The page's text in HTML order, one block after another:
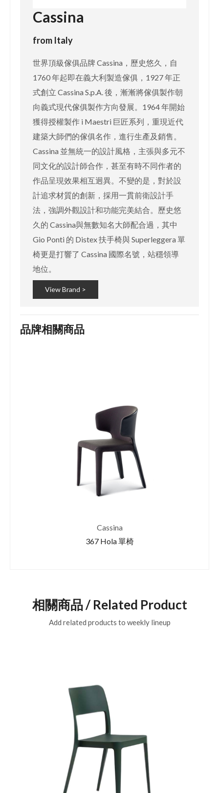
Cassina
from Italy
世界頂級傢俱品牌 Cassina，歷史悠久，自
1760 年起即在義大利製造傢俱，1927 年正
式創立 Cassina S.p.A. 後，漸漸將傢俱製作朝
向義式現代傢俱製作方向發展。1964 年開始
獲得授權製作 i Maestri 巨匠系列，重現近代
建築大師們的傢俱名作，進行生產及銷售。
Cassina 並無統一的設計風格，主張與多元不
同文化的設計師合作，甚至有時不同作者的
作品呈現效果相互迥異。不變的是，對於設
計追求材質的創新，採用一貫前衛設計手
法，強調外觀設計和功能完美結合。歷史悠
久的 Cassina與無數知名大師配合過，其中
Gio Ponti 的 Distex 扶手椅與 Superleggera 單
椅更是打響了 Cassina 國際名號，站穩領導
地位。
View Brand >
品牌相關商品
Cassina
367 Hola 單椅
相關商品 / Related Product
Add related products to weekly lineup